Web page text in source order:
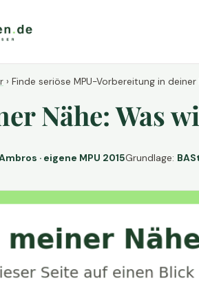
› Finde seriöse MPU-Vorbereitung in deiner
Nähe: Was
· eigene MPU 2015Grundlage: